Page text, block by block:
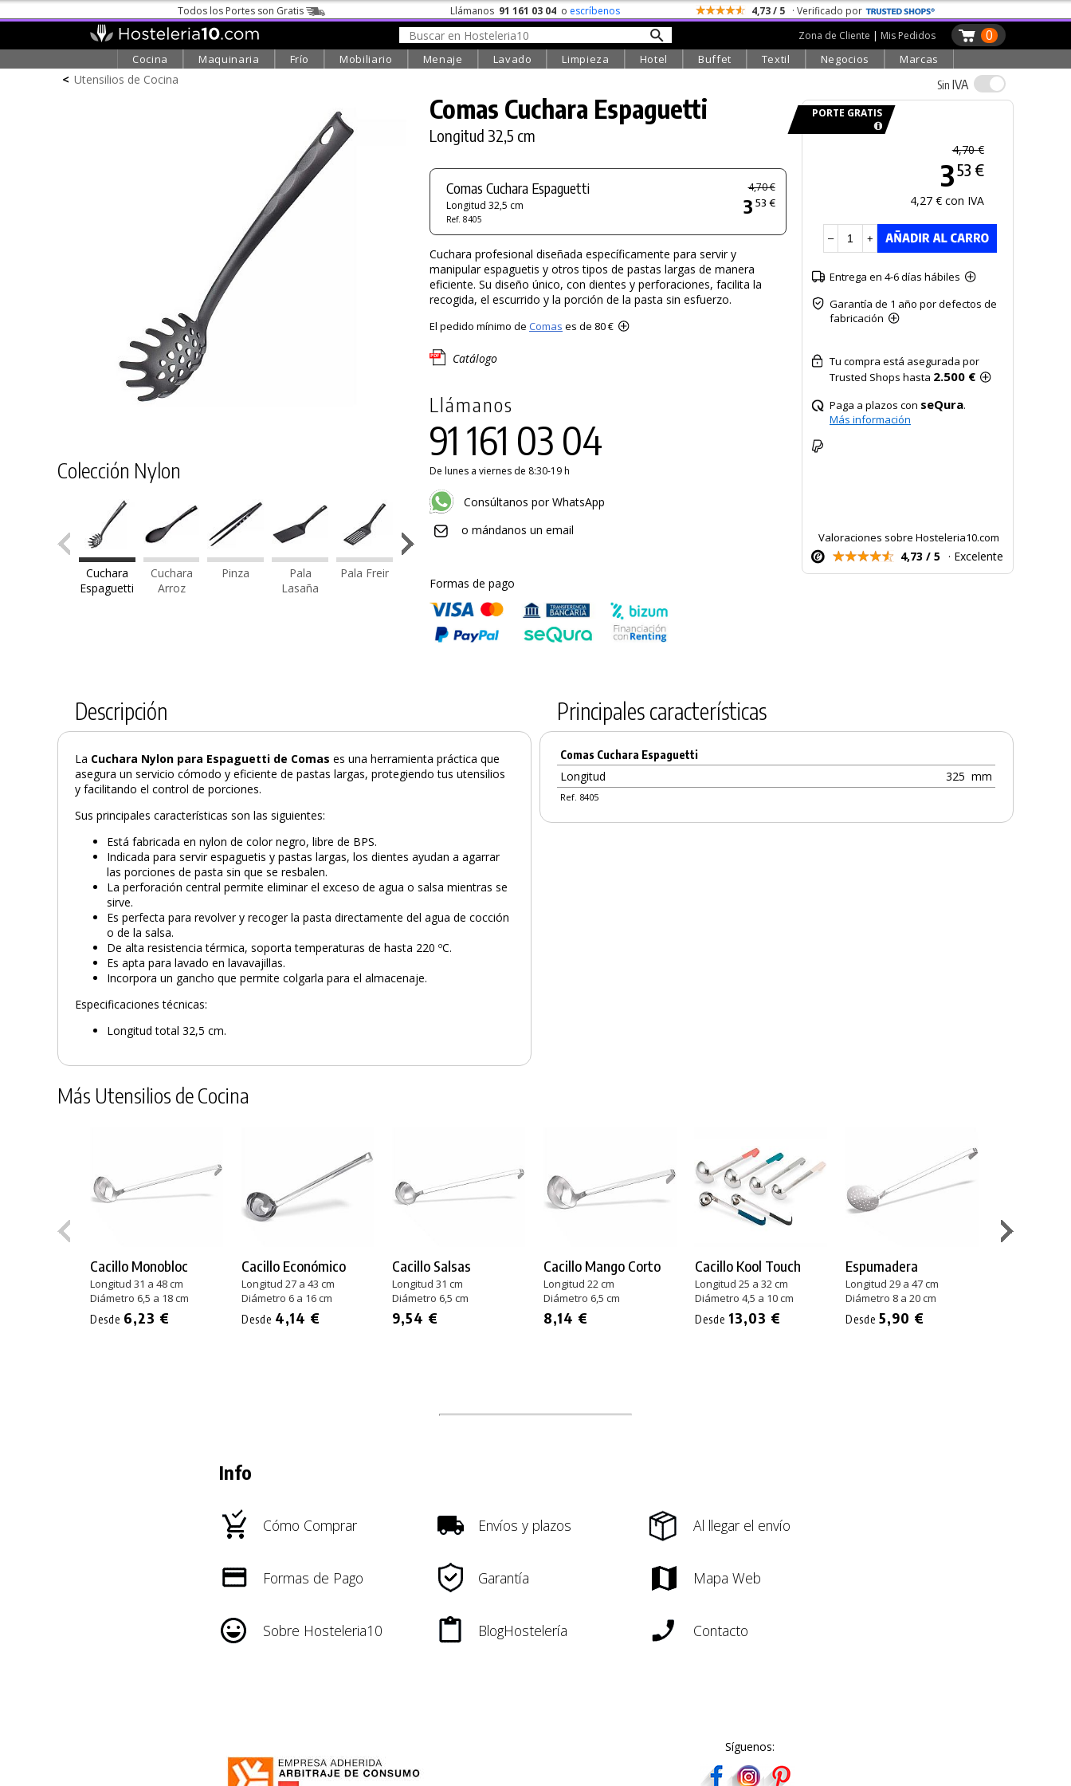
Todos los Portes son Gratis Llámanos 91 161 03 04 o escríbenos 4,73 / 5 · Verificado por
0
Zona de Cliente | Mis Pedidos
Cocina Maquinaria Frío Mobiliario Menaje Lavado Limpieza Hotel Buffet Textil Negocios Marcas
< Utensilios de Cocina
Colección Nylon
Cuchara
Espaguetti
Cuchara
Arroz
Pinza
Pala
Lasaña
Pala Freir
Crepés
Comas Cuchara Espaguetti
Longitud 32,5 cm
Comas Cuchara Espaguetti
Longitud 32,5 cm
Ref. 8405
4,70 €
3 53 €
Cuchara profesional diseñada específicamente para servir y
manipular espaguetis y otros tipos de pastas largas de manera
eficiente. Su diseño único, con dientes y perforaciones, facilita la
recogida, el escurrido y la porción de la pasta sin esfuerzo.
El pedido mínimo de Comas es de 80 €
Catálogo
Llámanos
91 161 03 04
De lunes a viernes de 8:30-19 h
Consúltanos por WhatsApp
o mándanos un email
Formas de pago
Sin IVA
PORTE GRATIS
4,70 €
353 €
4,27 € con IVA
– +
Entrega en 4-6 días hábiles
Garantía de 1 año por defectos de
fabricación
Tu compra está asegurada por
Trusted Shops hasta 2.500 €
Paga a plazos con seQura.
Más información
Valoraciones sobre Hosteleria10.com
4,73 / 5 · Excelente
Descripción
La Cuchara Nylon para Espaguetti de Comases una herramienta práctica que
asegura un servicio cómodo y eficiente de pastas largas, protegiendo tus utensilios
y facilitando el control de porciones.
Sus principales características son las siguientes:
Está fabricada en nylon de color negro, libre de BPS.
Indicada para servir espaguetis y pastas largas, los dientes ayudan a agarrar
las porciones de pasta sin que se resbalen.
La perforación central permite eliminar el exceso de agua o salsa mientras se
sirve.
Es perfecta para revolver y recoger la pasta directamente del agua de cocción
o de la salsa.
De alta resistencia térmica, soporta temperaturas de hasta 220 ºC.
Es apta para lavado en lavavajillas.
Incorpora un gancho que permite colgarla para el almacenaje.
Especificaciones técnicas:
Longitud total 32,5 cm.
Principales características
Comas Cuchara Espaguetti
Longitud 325 mm
Ref. 8405
Más Utensilios de Cocina
Cacillo Monobloc
Longitud 31 a 48 cm
Diámetro 6,5 a 18 cm
Desde 6,23 €
Cacillo Económico
Longitud 27 a 43 cm
Diámetro 6 a 16 cm
Desde 4,14 €
Cacillo Salsas
Longitud 31 cm
Diámetro 6,5 cm
9,54 €
Cacillo Mango Corto
Longitud 22 cm
Diámetro 6,5 cm
8,14 €
Cacillo Kool Touch
Longitud 25 a 32 cm
Diámetro 4,5 a 10 cm
Desde 13,03 €
Espumadera
Longitud 29 a 47 cm
Diámetro 8 a 20 cm
Desde5,90 €
Info
Cómo Comprar Envíos y plazos Al llegar el envío
Formas de Pago Garantía Mapa Web
Sobre Hosteleria10 BlogHostelería Contacto
Síguenos: